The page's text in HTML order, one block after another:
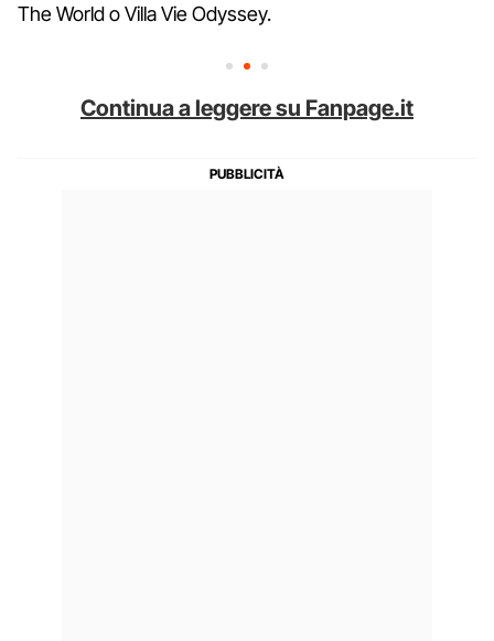
The World o Villa Vie Odyssey.
Continua a leggere su Fanpage.it